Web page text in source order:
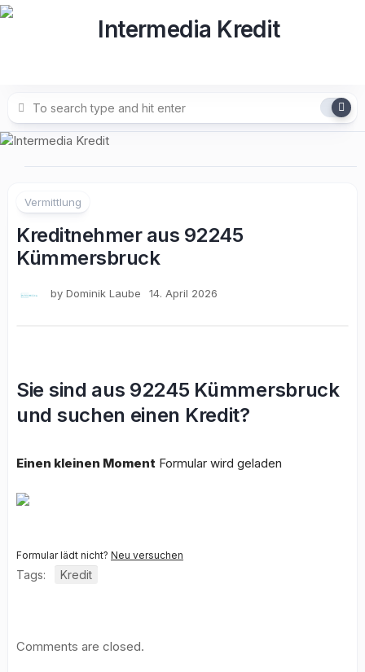
Skip
Vermittlung
Kreditnehmer aus 92245
Kümmersbruck
by Dominik Laube 14. April 2026
Sie sind aus 92245 Kümmersbruck
und suchen einen Kredit?
Einen kleinen Moment Formular wird geladen
Formular lädt nicht? Neu versuchen
Tags: Kredit
Comments are closed.